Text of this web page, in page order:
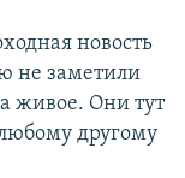
новость
не заметили
живое. Они тут
другому